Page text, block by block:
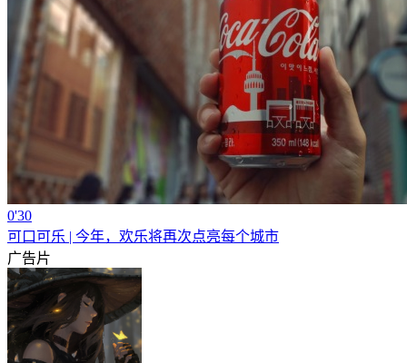
0'30
可口可乐 | 今年，欢乐将再次点亮每个城市
广告片